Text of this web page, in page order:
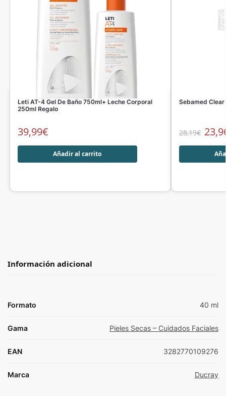
Leti AT-4 Gel De Baño 750ml+ Leche Corporal
250ml Regalo
39,99€
Añadir al carrito
Sebamed
28,19€
Información adicional
Formato 40 ml
Gama Pieles Secas – Cuidados Faciales
EAN 3282770109276
Marca Ducray